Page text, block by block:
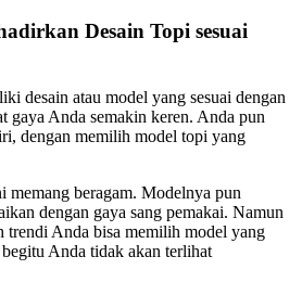
Desain Topi sesuai
desain atau model yang sesuai dengan
gaya Anda semakin keren. Anda pun
dengan memilih model topi yang
memang beragam. Modelnya pun
dengan gaya sang pemakai. Namun
trendi Anda bisa memilih model yang
Anda tidak akan terlihat